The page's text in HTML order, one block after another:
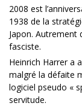
2008 est
1938 de la
Japon. Autrement
fasciste.
Heinrich Harrer a
malgré la défaite
logiciel pseudo «
servitude.